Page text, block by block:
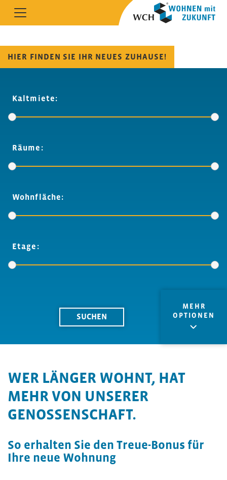
HIER FINDEN SIE IHR NEUES ZUHAUSE!
Kaltmiete:
Räume:
Wohnfläche:
Etage:
MEHR
OPTIONEN
WER LÄNGER WOHNT, HAT
MEHR VON UNSERER
GENOSSENSCHAFT.
So erhalten Sie den Treue-Bonus für
Ihre neue Wohnung